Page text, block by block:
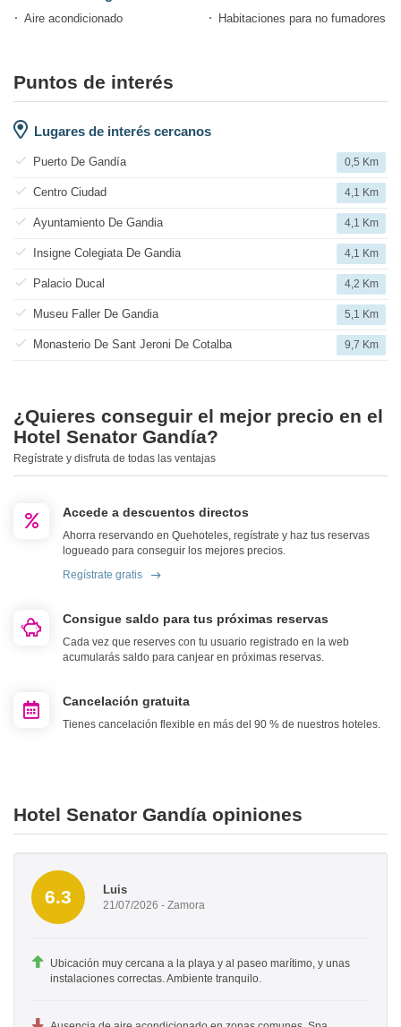
Aire acondicionado Habitaciones para no fumadores
Puntos de interés
Lugares de interés cercanos
Puerto De Gandía 0,5 Km
Centro Ciudad 4,1 Km
Ayuntamiento De Gandia 4,1 Km
Insigne Colegiata De Gandia 4,1 Km
Palacio Ducal 4,2 Km
Museu Faller De Gandia 5,1 Km
Monasterio De Sant Jeroni De Cotalba 9,7 Km
¿Quieres conseguir el mejor precio en el
Hotel Senator Gandía?
Regístrate y disfruta de todas las ventajas
Accede a descuentos directos
Ahorra reservando en Quehoteles, regístrate y haz tus reservas
logueado para conseguir los mejores precios.
Regístrate gratis
Consigue saldo para tus próximas reservas
Cada vez que reserves con tu usuario registrado en la web
acumularás saldo para canjear en próximas reservas.
Cancelación gratuita
Tienes cancelación flexible en más del 90 % de nuestros hoteles.
Hotel Senator Gandía opiniones
6.3 Luis
21/07/2026 - Zamora
Ubicación muy cercana a la playa y al paseo marítimo, y unas
instalaciones correctas. Ambiente tranquilo.